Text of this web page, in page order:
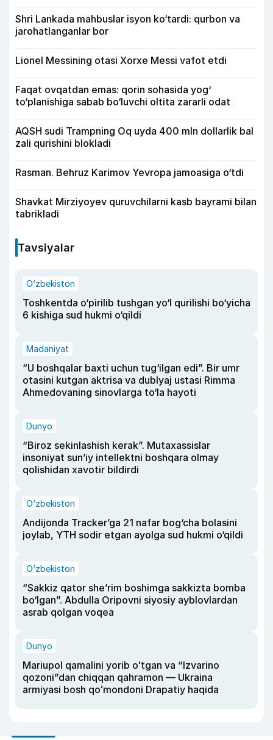
Shri Lankada mahbuslar isyon ko‘tardi: qurbon va
jarohatlanganlar bor
Lionel Messining otasi Xorxe Messi vafot etdi
Faqat ovqatdan emas: qorin sohasida yog‘
to‘planishiga sabab bo‘luvchi oltita zararli odat
AQSH sudi Trampning Oq uyda 400 mln dollarlik bal
zali qurishini blokladi
Rasman. Behruz Karimov Yevropa jamoasiga o‘tdi
Shavkat Mirziyoyev quruvchilarni kasb bayrami bilan
tabrikladi
Tavsiyalar
O‘zbekiston
Toshkentda o‘pirilib tushgan yo‘l qurilishi bo‘yicha
6 kishiga sud hukmi o‘qildi
Madaniyat
“U boshqalar baxti uchun tug‘ilgan edi”. Bir umr
otasini kutgan aktrisa va dublyaj ustasi Rimma
Ahmedovaning sinovlarga to‘la hayoti
Dunyo
“Biroz sekinlashish kerak”. Mutaxassislar
insoniyat sun’iy intellektni boshqara olmay
qolishidan xavotir bildirdi
O‘zbekiston
Andijonda Tracker’ga 21 nafar bog‘cha bolasini
joylab, YTH sodir etgan ayolga sud hukmi o‘qildi
O‘zbekiston
“Sakkiz qator she’rim boshimga sakkizta bomba
bo‘lgan”. Abdulla Oripovni siyosiy ayblovlardan
asrab qolgan voqea
Dunyo
Mariupol qamalini yorib oʻtgan va “Izvarino
qozoni”dan chiqqan qahramon — Ukraina
armiyasi bosh qoʻmondoni Drapatiy haqida